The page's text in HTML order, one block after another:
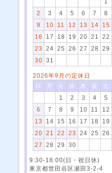
2
3 4 5 6 7
8
9
10 11 12 13 14
15
16
17 18 19 20 21
22
23
24 25 26 27 28
29
30
31
2026年9月の定休日
日
月 火 水 木 金
土
1
2 3 4
5
6
7 8 9 10 11
12
13
14 15 16 17 18
19
20
21 22 23 24 25
26
27
28 29 30
9:30-18:00(日・祝日休)
東京都世田谷区瀬田3-2-4